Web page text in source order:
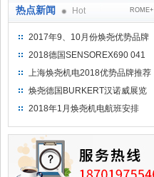
热点新闻 Hot ROME+
2017年9、10月份焕尧优势品牌
推荐
2018德国SENSOREX690 041
415 D
上海焕尧机电2018优势品牌推荐
焕尧德国BURKERT汉诺威展览
（2018）
2018年1月焕尧机电航班安排